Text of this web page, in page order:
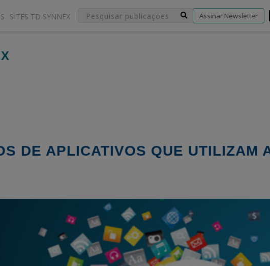
SITES TD SYNNEX Assinar Newsletter
DE APLICATIVOS QUE UTILIZAM